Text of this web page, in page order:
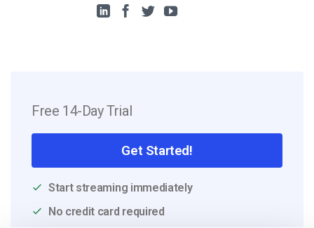
Free 14-Day Trial
Get Started!
Start streaming immediately
No credit card required